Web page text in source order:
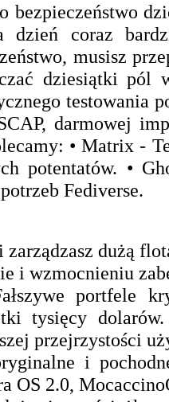
bezpieczeństwo
dzień coraz
musisz
dziesiątki pól
testowania
darmowej
• Matrix -
potentatów. •
Fediverse.
zarządzasz dużą
i wzmocnieniu
portfele
tysięcy
przejrzystości
i
OS 2.0,